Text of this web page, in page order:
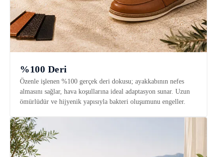
%100 Deri
Özenle işlenen %100 gerçek deri dokusu; ayakkabının nefes
almasını sağlar, hava koşullarına ideal adaptasyon sunar. Uzun
ömürlüdür ve hijyenik yapısıyla bakteri oluşumunu engeller.